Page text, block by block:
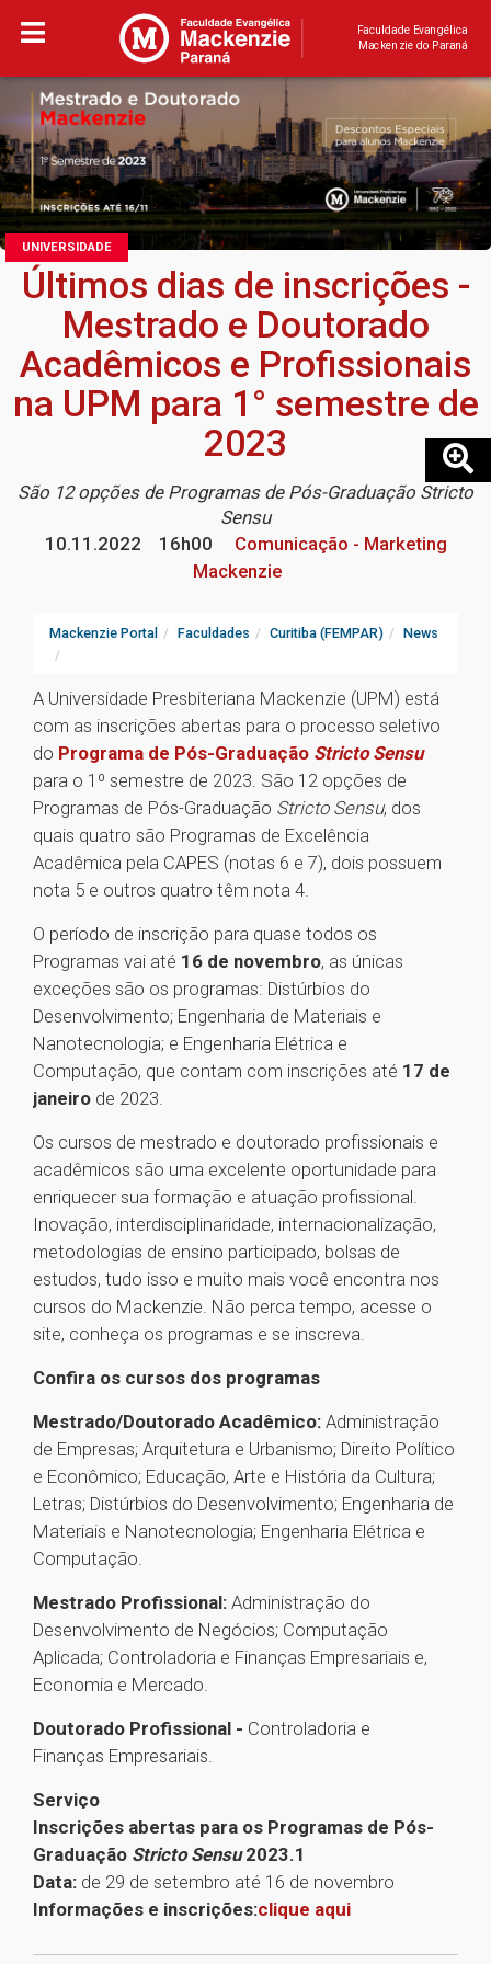
Faculdade Evangélica
Mackenzie do Paraná
UNIVERSIDADE
Últimos dias de inscrições -
Mestrado e Doutorado
Acadêmicos e Profissionais
na UPM para 1° semestre de
2023
São 12 opções de Programas de Pós-Graduação Stricto
Sensu
10.11.2022
16h00
Comunicação - Marketing
Mackenzie
Mackenzie Portal Faculdades Curitiba (FEMPAR) News
A Universidade Presbiteriana Mackenzie (UPM) está
com as inscrições abertas para o processo seletivo
do Programa de Pós-Graduação Stricto Sensu
para o 1º semestre de 2023. São 12 opções de
Programas de Pós-Graduação Stricto Sensu, dos
quais quatro são Programas de Excelência
Acadêmica pela CAPES (notas 6 e 7), dois possuem
nota 5 e outros quatro têm nota 4.
O período de inscrição para quase todos os
Programas vai até 16 de novembro, as únicas
exceções são os programas: Distúrbios do
Desenvolvimento; Engenharia de Materiais e
Nanotecnologia; e Engenharia Elétrica e
Computação, que contam com inscrições até 17 de
janeiro de 2023.
Os cursos de mestrado e doutorado profissionais e
acadêmicos são uma excelente oportunidade para
enriquecer sua formação e atuação profissional.
Inovação, interdisciplinaridade, internacionalização,
metodologias de ensino participado, bolsas de
estudos, tudo isso e muito mais você encontra nos
cursos do Mackenzie. Não perca tempo, acesse o
site, conheça os programas e se inscreva.
Confira os cursos dos programas
Mestrado/Doutorado Acadêmico: Administração
de Empresas; Arquitetura e Urbanismo; Direito Político
e Econômico; Educação, Arte e História da Cultura;
Letras; Distúrbios do Desenvolvimento; Engenharia de
Materiais e Nanotecnologia; Engenharia Elétrica e
Computação.
Mestrado Profissional: Administração do
Desenvolvimento de Negócios; Computação
Aplicada; Controladoria e Finanças Empresariais e,
Economia e Mercado.
Doutorado Profissional - Controladoria e
Finanças Empresariais.
Serviço
Inscrições abertas para os Programas de Pós-
Graduação Stricto Sensu2023.1
Data: de 29 de setembro até 16 de novembro
Informações e inscrições:clique aqui
1